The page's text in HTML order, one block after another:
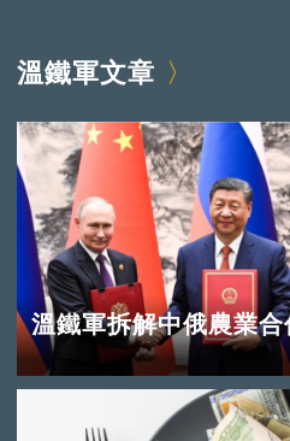
溫鐵軍文章
溫鐵軍拆解中俄農業